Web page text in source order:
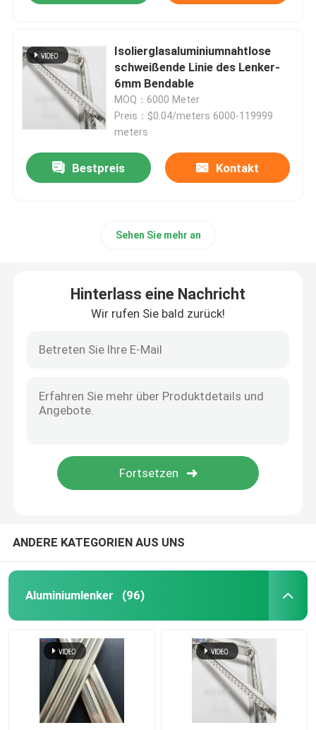
Isoliertes Glasdichtmittel
Warm-Edge-Abstandshalter
Butyl-Dichtungsband
Eckverbinder aus Kunststoff
Aluminium-Biegemaschine
Glaszubehör
Expansionsnagel
Isolierglasaluminiumnahtlose
schweißende Linie des Lenker-
6mm Bendable
MOQ：6000 Meter
Preis：$0.04/meters 6000-119999
meters
Bestpreis Kontakt
Sehen Sie mehr an
Hinterlass eine Nachricht
Wir rufen Sie bald zurück!
ANDERE KATEGORIEN AUS UNS
Aluminiumlenker (96)